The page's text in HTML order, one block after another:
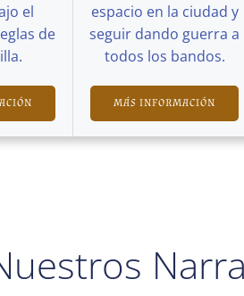
el
de
espacio en la ciudad y
seguir dando guerra a
todos los bandos.
MÁS INFORMACIÓN